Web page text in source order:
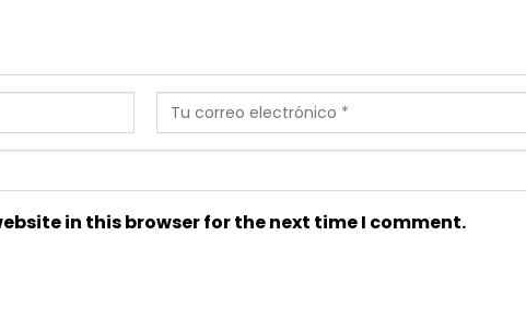
in this browser for the next time I comment.